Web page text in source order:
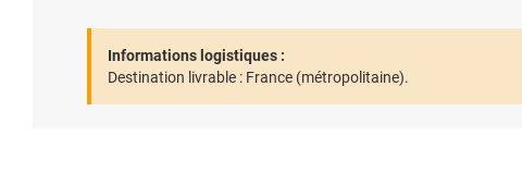
Informations logistiques :
Destination livrable : France (métropolitaine).